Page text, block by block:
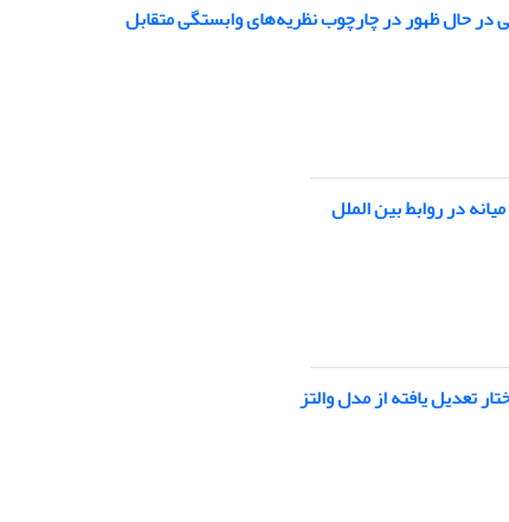
در حال ظهور در چارچوب نظریه‌های وابستگی متقابل
در روابط بین الملل
تعدیل یافته از مدل والتز